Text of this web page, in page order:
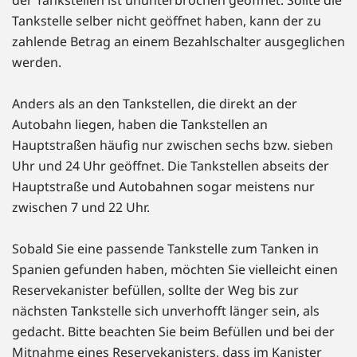
Tankstelle selber nicht geöffnet haben, kann der zu
zahlende Betrag an einem Bezahlschalter ausgeglichen
werden.
Anders als an den Tankstellen, die direkt an der
Autobahn liegen, haben die Tankstellen an
Hauptstraßen häufig nur zwischen sechs bzw. sieben
Uhr und 24 Uhr geöffnet. Die Tankstellen abseits der
Hauptstraße und Autobahnen sogar meistens nur
zwischen 7 und 22 Uhr.
Sobald Sie eine passende Tankstelle zum Tanken in
Spanien gefunden haben, möchten Sie vielleicht einen
Reservekanister befüllen, sollte der Weg bis zur
nächsten Tankstelle sich unverhofft länger sein, als
gedacht. Bitte beachten Sie beim Befüllen und bei der
Mitnahme eines Reservekanisters, dass im Kanister